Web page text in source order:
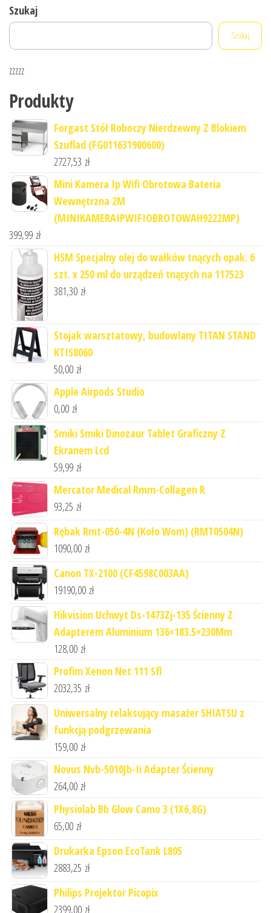
Szukaj
Szukaj
zzzzz
Produkty
Forgast Stół Roboczy Nierdzewny Z Blokiem
Szuflad (FG011631900600)
2727,53 zł
Mini Kamera Ip Wifi Obrotowa Bateria
Wewnętrzna 2M
(MINIKAMERAIPWIFIOBROTOWAH9222MP)
399,99 zł
HSM Specjalny olej do wałków tnących opak. 6
szt. x 250 ml do urządzeń tnących na 117523
381,30 zł
Stojak warsztatowy, budowlany TITAN STAND
KTIS8060
50,00 zł
Apple Airpods Studio
0,00 zł
Smiki Smiki Dinozaur Tablet Graficzny Z
Ekranem Lcd
59,99 zł
Mercator Medical Rmm-Collagen R
93,25 zł
Rębak Rmt-050-4N (Koło Wom) (RMT0504N)
1090,00 zł
Canon TX-2100 (CF4598C003AA)
19190,00 zł
Hikvision Uchwyt Ds-1473Zj-135 Ścienny Z
Adapterem Aluminium 136×183.5×230Mm
128,00 zł
Profim Xenon Net 111 Sfl
2032,35 zł
Uniwersalny relaksujący masażer SHIATSU z
funkcją podgrzewania
159,00 zł
Novus Nvb-5010Jb-Ii Adapter Ścienny
264,00 zł
Physiolab Bb Glow Camo 3 (1X6,8G)
65,00 zł
Drukarka Epson EcoTank L805
2883,25 zł
Philips Projektor Picopix
2399,00 zł